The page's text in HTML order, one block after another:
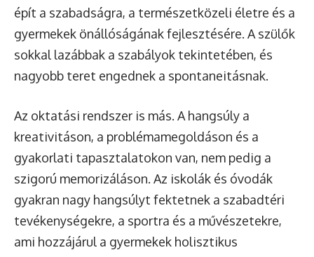
épít a szabadságra, a természetközeli életre és a
gyermekek önállóságának fejlesztésére. A szülők
sokkal lazábbak a szabályok tekintetében, és
nagyobb teret engednek a spontaneitásnak.
Az oktatási rendszer is más. A hangsúly a
kreativitáson, a problémamegoldáson és a
gyakorlati tapasztalatokon van, nem pedig a
szigorú memorizáláson. Az iskolák és óvodák
gyakran nagy hangsúlyt fektetnek a szabadtéri
tevékenységekre, a sportra és a művészetekre,
ami hozzájárul a gyermekek holisztikus